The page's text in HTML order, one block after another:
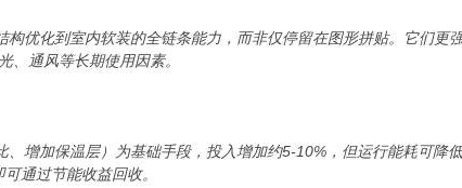
优化到室内软装的全链条能力，而非仅停留在图形拼贴。它们更
、通风等长期使用因素。
、增加保温层）为基础手段，投入增加约5-10%，但运行能耗可降
通过节能收益回收。